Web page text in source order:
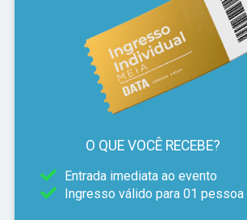
O QUE VOCÊ RECEBE?
Entrada imediata ao evento
Ingresso válido para 01 pessoa